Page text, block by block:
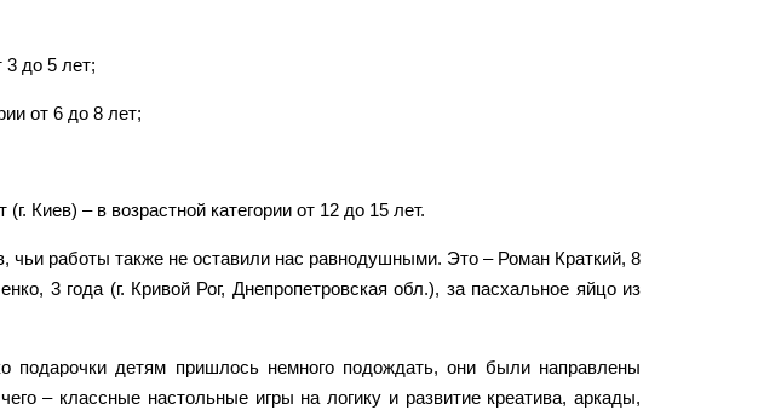
3 до 5 лет;
от 6 до 8 лет;
Киев) – в возрастной категории от 12 до 15 лет.
работы также не оставили нас равнодушными. Это – Роман Краткий, 8
3 года (г. Кривой Рог, Днепропетровская обл.), за пасхальное яйцо из
подарочки детям пришлось немного подождать, они были направлены
– классные настольные игры на логику и развитие креатива, аркады,